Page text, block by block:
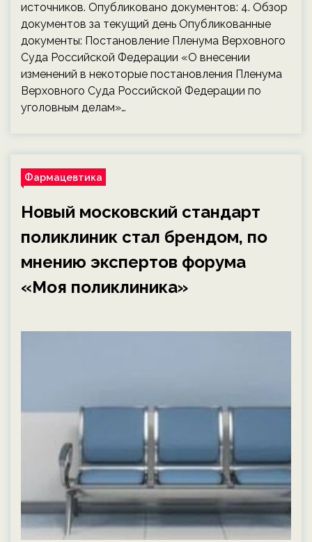
источников. Опубликовано документов: 4. Обзор
документов за текущий день Опубликованные
документы: Постановление Пленума Верховного
Суда Российской Федерации «О внесении
изменений в некоторые постановления Пленума
Верховного Суда Российской Федерации по
уголовным делам»…
Фармацевтика
Новый московский стандарт
поликлиник стал брендом, по
мнению экспертов форума
«Моя поликлиника»